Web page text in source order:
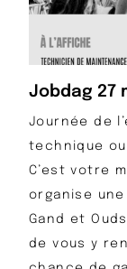
Jobdag 27
Journée de
technique
C’est votre
organise une
Gand et
de vous y